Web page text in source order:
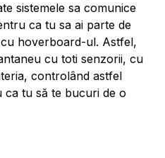
sistemele sa comunice
ca tu sa ai parte de
hoverboard-ul. Astfel,
cu toti senzorii, cu
controlând astfel
ca tu să te bucuri de o